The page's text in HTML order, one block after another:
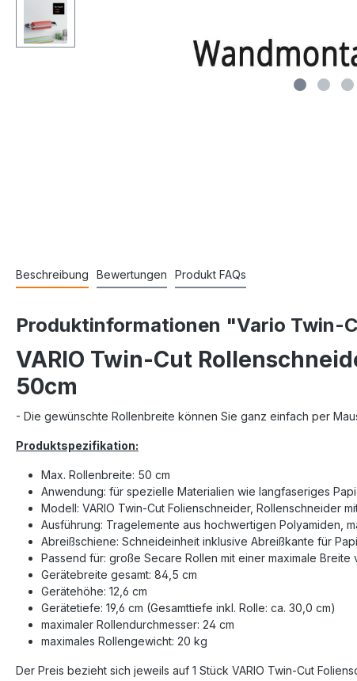
Beschreibung Bewertungen Produkt FAQs
Produktinformationen "Vario Twin-
VARIO Twin-Cut
50cm
- Die gewünschte Rollenbreite können Sie ganz einfach per
Produktspezifikation:
Max. Rollenbreite: 50 cm
Anwendung: für spezielle Materialien wie langfaseriges
Modell: VARIO Twin-Cut Folienschneider, Rollenschneider
Ausführung: Tragelemente aus hochwertigen Polyamiden,
Abreißschiene: Schneideinheit inklusive Abreißkante für
Passend für: große Secare Rollen mit einer maximale Breite
Gerätebreite gesamt: 84,5 cm
Gerätehöhe: 12,6 cm
Gerätetiefe: 19,6 cm (Gesamttiefe inkl. Rolle: ca. 30,0 cm)
maximaler Rollendurchmesser: 24 cm
maximales Rollengewicht: 20 kg
Der Preis bezieht sich jeweils auf 1 Stück VARIO Twin-Cut